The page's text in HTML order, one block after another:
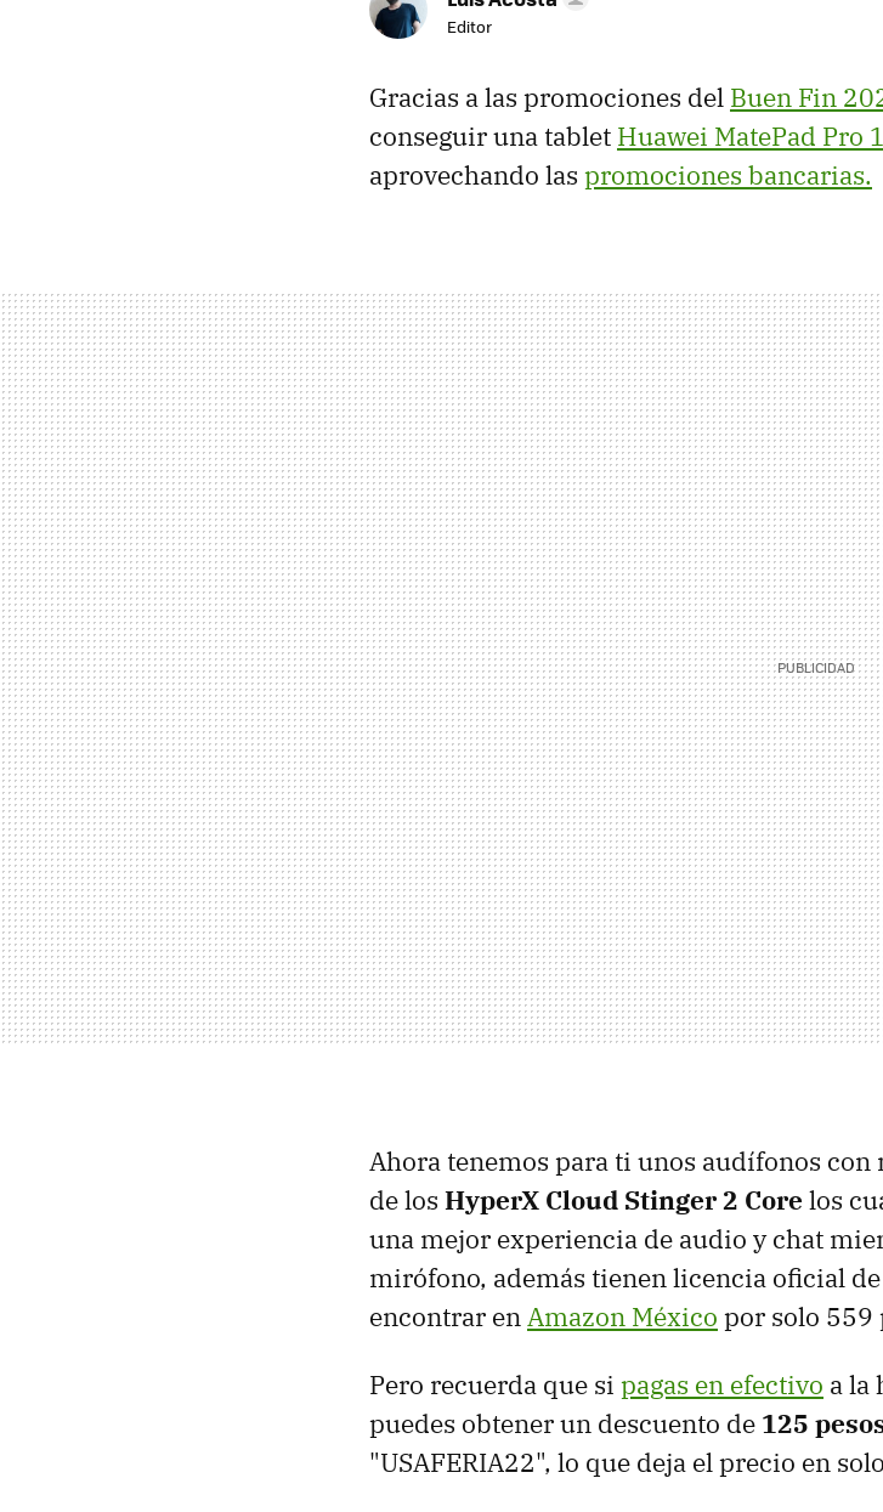
Editor
Gracias a las promociones del Buen Fin
conseguir una tablet Huawei MatePad Pro
aprovechando las promociones bancarias.
Ahora tenemos para ti unos audífonos
de los HyperX Cloud Stinger 2 Core los
una mejor experiencia de audio y chat
mirófono, además tienen licencia oficial
encontrar enAmazon México por solo 559
Pero recuerda que si pagas en efectivo a la
puedes obtener un descuento de 125
"USAFERIA22", lo que deja el precio en